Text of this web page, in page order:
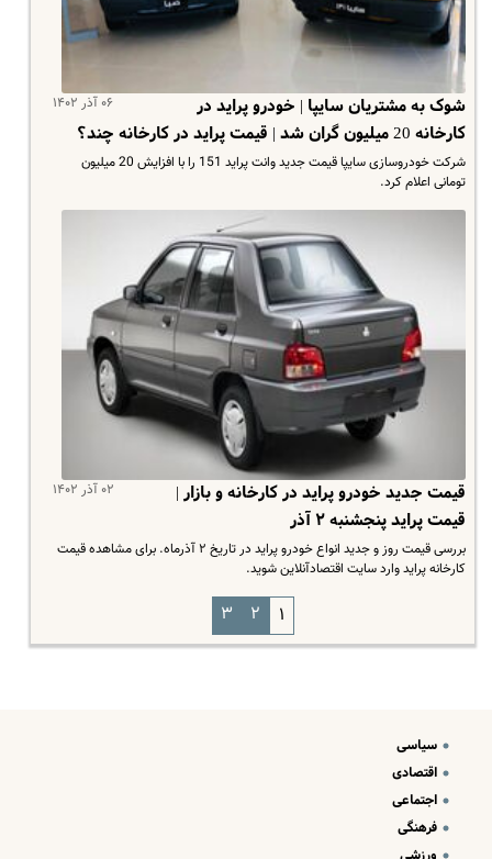
۰۶ آذر ۱۴۰۲
شوک به مشتریان سایپا | خودرو پراید در
کارخانه 20 میلیون گران شد | قیمت پراید در کارخانه چند؟
شرکت خودروسازی سایپا قیمت جدید وانت پراید 151 را با افزایش 20 میلیون
تومانی اعلام کرد.
۰۲ آذر ۱۴۰۲
قیمت جدید خودرو پراید در کارخانه و بازار |
قیمت پراید پنجشنبه ۲ آذر
بررسی قیمت روز و جدید انواع خودرو پراید در تاریخ ۲ آذرماه. برای مشاهده قیمت
کارخانه پراید وارد سایت اقتصادآنلاین شوید.
۱ ۲ ۳
سیاسی
اقتصادی
اجتماعی
فرهنگی